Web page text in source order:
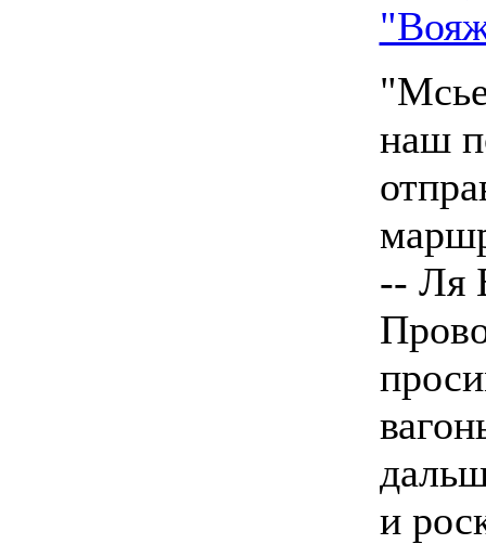
наш
-- Ля
и